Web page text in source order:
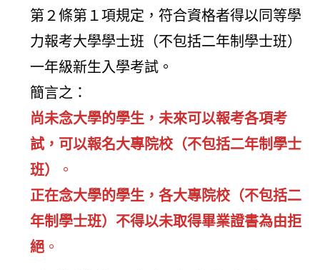
第２條第１項規定，符合資格者得以同等學
力報考大學學士班（不包括二年制學士班）
一年級新生入學考試。
簡言之：
尚未念大學的學生，未來可以報考各項考
試，可以報名大專院校（不包括二年制學士
班）
。
正在念大學的學生，各大專院校（不包括二
年制學士班）不得以未取得畢業證書為由拒
絕 。